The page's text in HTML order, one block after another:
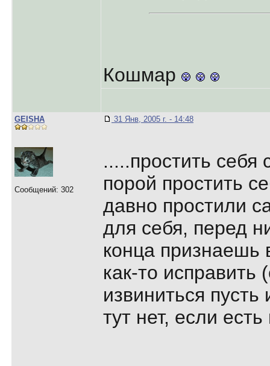
Кошмар
GEISHA
Сообщений: 302
31 Янв, 2005 г. - 14:48
.....простить себя
порой простить
давно простили
для себя, перед
конца признаешь
как-то
извиниться
тут нет, если